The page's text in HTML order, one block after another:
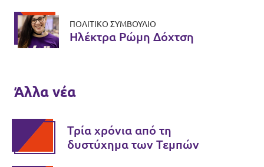
ΠΟΛΙΤΙΚΌ ΣΥΜΒΟΎΛΙΟ
Ηλέκτρα Ρώμη Δόχτση
Άλλα νέα
Τρία χρόνια από τη
δυστύχημα των Τεμπών